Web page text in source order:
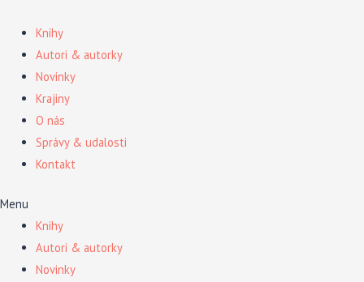
obsah
Knihy
Autori & autorky
Novinky
Krajiny
O nás
Správy & udalosti
Kontakt
Menu
Knihy
Autori & autorky
Novinky